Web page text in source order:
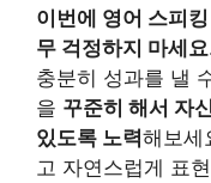
이번에 영어 스피
무 걱정하지 마세요
충분히 성과를 낼
을 꾸준히 해서 자
있도록 노력해보세
고 자연스럽게 표